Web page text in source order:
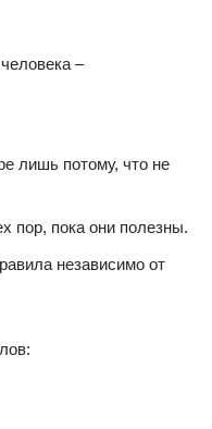
–
лишь потому, что не
пор, пока они полезны.
независимо от